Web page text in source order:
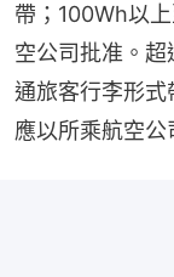
帶；100Wh以
空公司批准。
通旅客行李形
應以所乘航空公